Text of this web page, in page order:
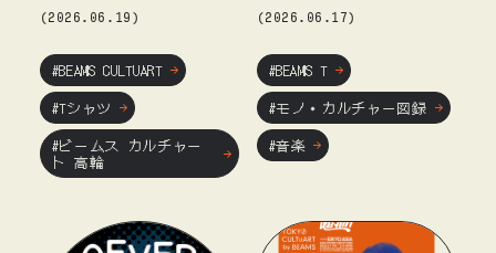
めて』を「ビームス カルチ
〈TOKYO CULTUART by B
EAMS〉とコラボレーション
したアイテムや20枚限定の
Tシャツを発売！
(2026.06.19)
#BEAMS CULTUART
#Tシャツ
#ビームス カルチャー
ト 高輪
S FOR BEAMS Tの別注アイ
(2026.06.17)
#BEAMS T
#モノ・カルチャー図録
#音楽